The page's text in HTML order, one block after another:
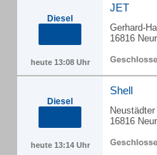
Diesel
heute 13:08 Uhr
JET
Gerhard-
16816
Diesel
heute 13:14 Uhr
Shell
16816